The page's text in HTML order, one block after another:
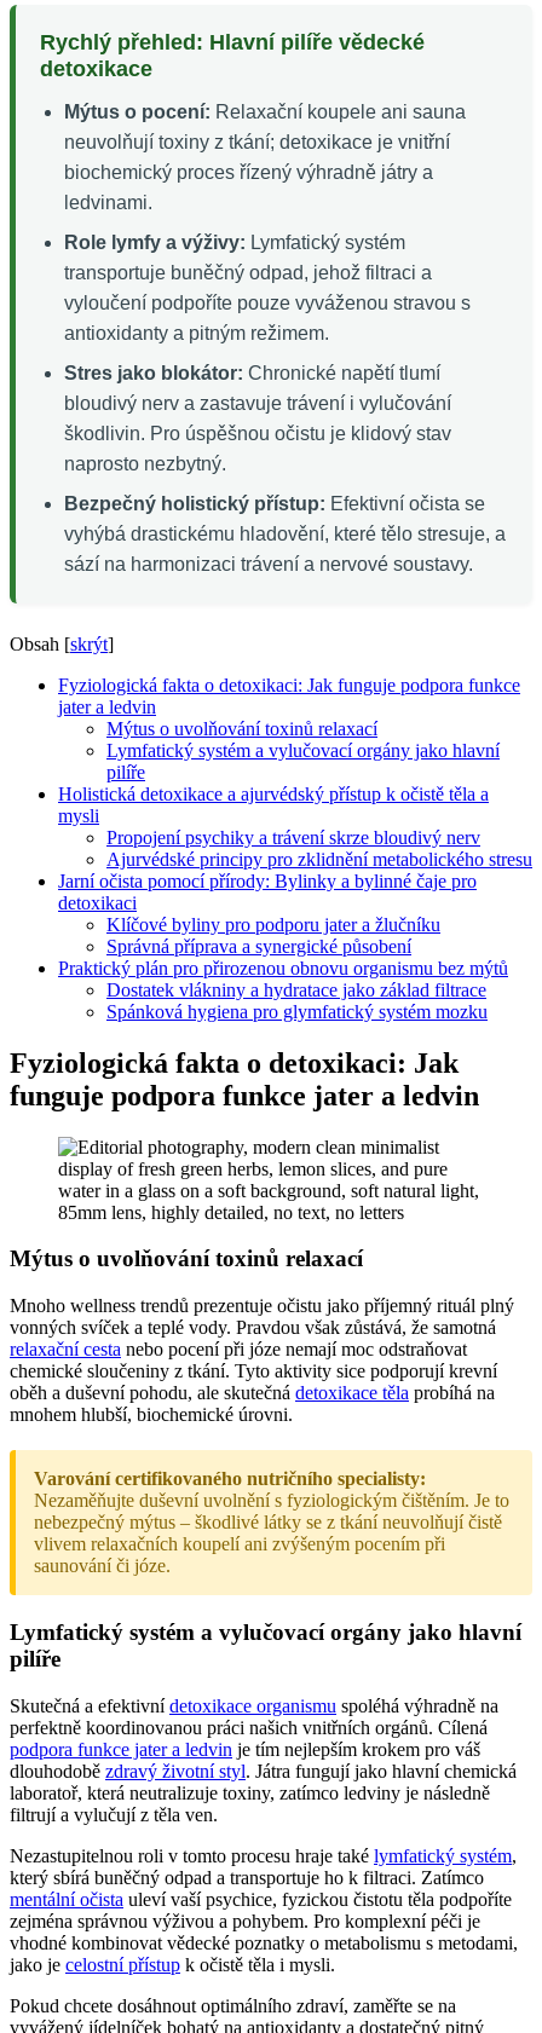
Rychlý přehled: Hlavní pilíře vědecké
detoxikace
Mýtus o pocení: Relaxační koupele ani sauna
neuvolňují toxiny z tkání; detoxikace je vnitřní
biochemický proces řízený výhradně játry a
ledvinami.
Role lymfy a výživy: Lymfatický systém
transportuje buněčný odpad, jehož filtraci a
vyloučení podpoříte pouze vyváženou stravou s
antioxidanty a pitným režimem.
Stres jako blokátor: Chronické napětí tlumí
bloudivý nerv a zastavuje trávení i vylučování
škodlivin. Pro úspěšnou očistu je klidový stav
naprosto nezbytný.
Bezpečný holistický přístup: Efektivní očista se
vyhýbá drastickému hladovění, které tělo stresuje, a
sází na harmonizaci trávení a nervové soustavy.
Obsah [skrýt]
Fyziologická fakta o detoxikaci: Jak funguje podpora funkce
jater a ledvin
Mýtus o uvolňování toxinů relaxací
Lymfatický systém a vylučovací orgány jako hlavní
pilíře
Holistická detoxikace a ajurvédský přístup k očistě těla a
mysli
Propojení psychiky a trávení skrze bloudivý nerv
Ajurvédské principy pro zklidnění metabolického stresu
Jarní očista pomocí přírody: Bylinky a bylinné čaje pro
detoxikaci
Klíčové byliny pro podporu jater a žlučníku
Správná příprava a synergické působení
Praktický plán pro přirozenou obnovu organismu bez mýtů
Dostatek vlákniny a hydratace jako základ filtrace
Spánková hygiena pro glymfatický systém mozku
Fyziologická fakta o detoxikaci: Jak
funguje podpora funkce jater a ledvin
Mýtus o uvolňování toxinů relaxací
Mnoho wellness trendů prezentuje očistu jako příjemný rituál plný
vonných svíček a teplé vody. Pravdou však zůstává, že samotná
relaxační cesta nebo pocení při józe nemají moc odstraňovat
chemické sloučeniny z tkání. Tyto aktivity sice podporují krevní
oběh a duševní pohodu, ale skutečná detoxikace těla probíhá na
mnohem hlubší, biochemické úrovni.
Varování certifikovaného nutričního specialisty:
Nezaměňujte duševní uvolnění s fyziologickým čištěním. Je to
nebezpečný mýtus – škodlivé látky se z tkání neuvolňují čistě
vlivem relaxačních koupelí ani zvýšeným pocením při
saunování či józe.
Lymfatický systém a vylučovací orgány jako hlavní
pilíře
Skutečná a efektivnídetoxikace organismu spoléhá výhradně na
perfektně koordinovanou práci našich vnitřních orgánů. Cílená
podpora funkce jater a ledvin je tím nejlepším krokem pro váš
dlouhodobě zdravý životní styl. Játra fungují jako hlavní chemická
laboratoř, která neutralizuje toxiny, zatímco ledviny je následně
filtrují a vylučují z těla ven.
Nezastupitelnou roli v tomto procesu hraje také lymfatický systém,
který sbírá buněčný odpad a transportuje ho k filtraci. Zatímco
mentální očista uleví vaší psychice, fyzickou čistotu těla podpoříte
zejména správnou výživou a pohybem. Pro komplexní péči je
vhodné kombinovat vědecké poznatky o metabolismu s metodami,
jako je celostní přístup k očistě těla i mysli.
Pokud chcete dosáhnout optimálního zdraví, zaměřte se na
vyvážený jídelníček bohatý na antioxidanty a dostatečný pitný